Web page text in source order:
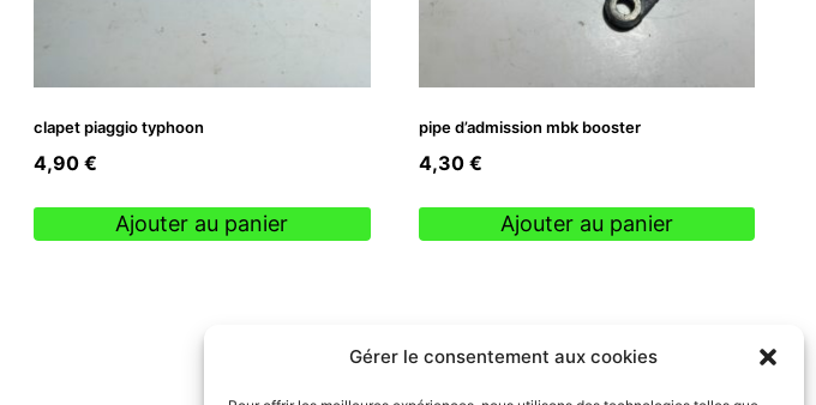
Gérer le consentement aux cookies
clapet piaggio typhoon
4,90 €
Ajouter au panier
pipe d’admission mbk booster
4,30 €
Ajouter au panier